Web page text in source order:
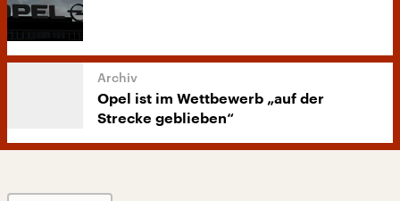
Opel ist im Wettbewerb „auf der
Strecke geblieben“